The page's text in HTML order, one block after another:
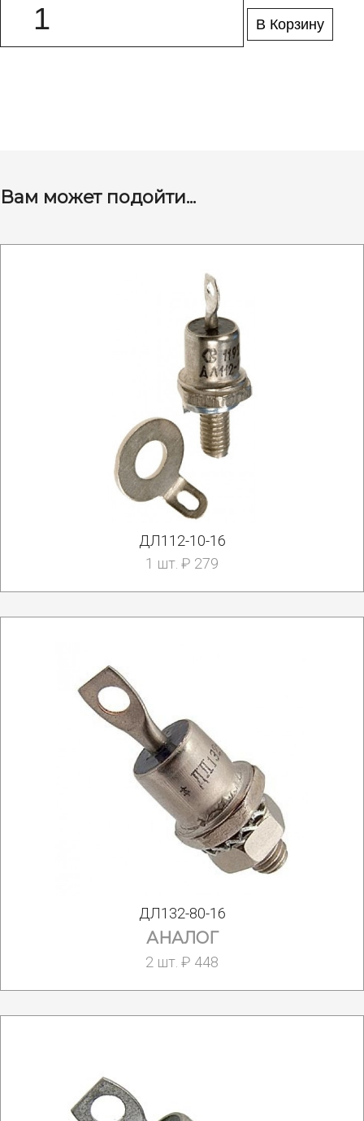
В Корзину
Вам может подойти...
ДЛ112-10-16
1 шт. ₽ 279
ДЛ132-80-16
АНАЛОГ
2 шт. ₽ 448